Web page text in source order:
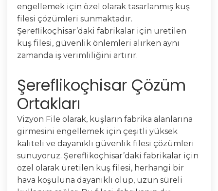
engellemek için özel olarak tasarlanmış kuş
filesi çözümleri sunmaktadır.
Şereflikoçhisar’daki fabrikalar için üretilen
kuş filesi, güvenlik önlemleri alırken aynı
zamanda iş verimliliğini artırır.
Şereflikoçhisar Çözüm
Ortakları
Vizyon File olarak, kuşların fabrika alanlarına
girmesini engellemek için çeşitli yüksek
kaliteli ve dayanıklı güvenlik filesi çözümleri
sunuyoruz. Şereflikoçhisar’daki fabrikalar için
özel olarak üretilen kuş filesi, herhangi bir
hava koşuluna dayanıklı olup, uzun süreli